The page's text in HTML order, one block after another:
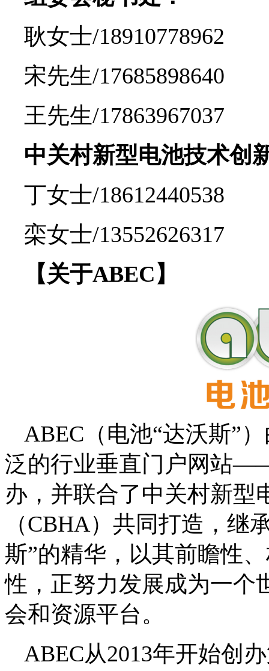
耿女士/18910778962
宋先生/17685898640
王先生/17863967037
中关村新型电池技术创
丁女士/18612440538
栾女士/13552626317
【关于ABEC】
ABEC（电池“达沃斯”
泛的行业垂直门户网站
办，并联合了中关村新型
（CBHA）共同打造，继
斯”的精华，以其前瞻性
性，正努力发展成为一个
会和资源平台。
ABEC从2013年开始创